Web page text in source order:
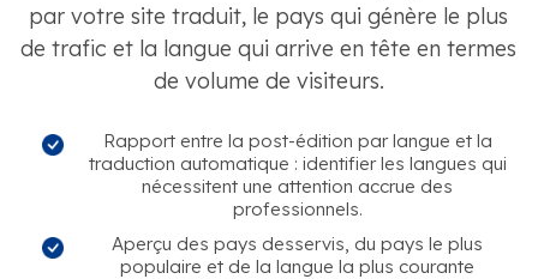
par votre site traduit, le pays qui génère le plus
de trafic et la langue qui arrive en tête en termes
de volume de visiteurs.
Rapport entre la post-édition par langue et la
traduction automatique : identifier les langues qui
nécessitent une attention accrue des
professionnels.
Aperçu des pays desservis, du pays le plus
populaire et de la langue la plus courante